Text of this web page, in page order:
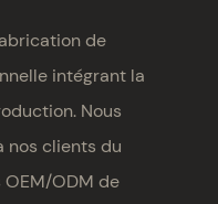
de
intégrant la
Nous
nos clients du
ODM de